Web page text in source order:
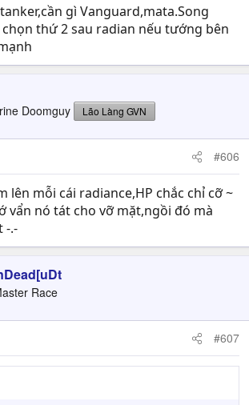
tăng dam 80% chỉ thua Sven 20%.
gì Vanguard,mata.Song
thứ 2 sau radian nếu tướng bên
Doomguy Lão Làng GVN
#606
lên mỗi cái radiance,HP chắc chỉ cỡ ~
vẩn nó tát cho vỡ mặt,ngồi đó mà
-.-
Race
#607